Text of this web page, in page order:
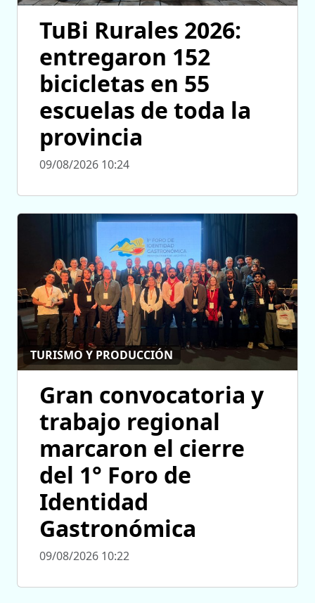
TuBi Rurales 2026:
entregaron 152
bicicletas en 55
escuelas de toda la
provincia
09/08/2026 10:24
TURISMO Y PRODUCCIÓN
Gran convocatoria y
trabajo regional
marcaron el cierre
del 1° Foro de
Identidad
Gastronómica
09/08/2026 10:22